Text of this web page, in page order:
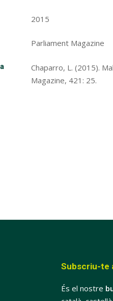
2015
Parliament Magazine
Chaparro, L. (2015).
Magazine, 421: 25.
Subscriu-te
És el nostre